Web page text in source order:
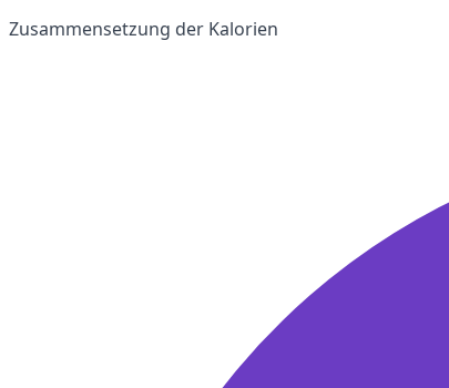
Zusammensetzung der Kalorien